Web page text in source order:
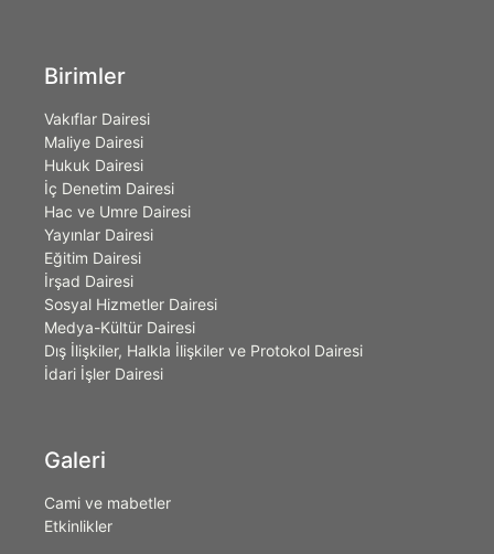
Birimler
Vakıflar Dairesi
Maliye Dairesi
Hukuk Dairesi
İç Denetim Dairesi
Hac ve Umre Dairesi
Yayınlar Dairesi
Eğitim Dairesi
İrşad Dairesi
Sosyal Hizmetler Dairesi
Medya-Kültür Dairesi
Dış İlişkiler, Halkla İlişkiler ve Protokol Dairesi
İdari İşler Dairesi
Galeri
Cami ve mabetler
Etkinlikler